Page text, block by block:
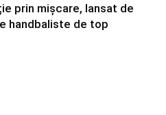
prin mișcare, lansat de
handbaliste de top